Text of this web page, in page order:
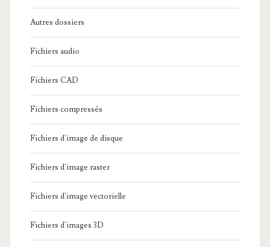
Autres dossiers
Fichiers audio
Fichiers CAD
Fichiers compressés
Fichiers d'image de disque
Fichiers d'image raster
Fichiers d'image vectorielle
Fichiers d'images 3D